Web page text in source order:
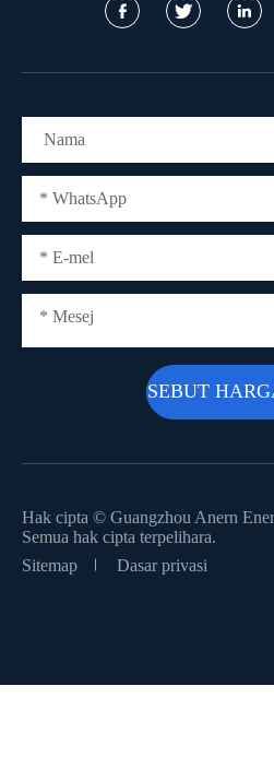
  
Hak cipta © Guangzhou Anern
Semua hak cipta terpelihara.
Sitemap
Dasar privasi